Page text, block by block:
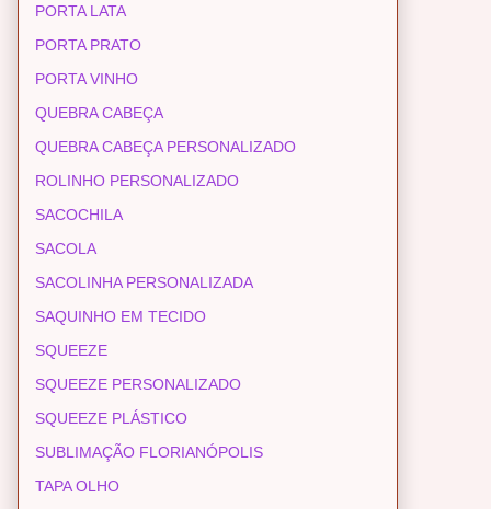
PORTA LATA
PORTA PRATO
PORTA VINHO
QUEBRA CABEÇA
QUEBRA CABEÇA PERSONALIZADO
ROLINHO PERSONALIZADO
SACOCHILA
SACOLA
SACOLINHA PERSONALIZADA
SAQUINHO EM TECIDO
SQUEEZE
SQUEEZE PERSONALIZADO
SQUEEZE PLÁSTICO
SUBLIMAÇÃO FLORIANÓPOLIS
TAPA OLHO